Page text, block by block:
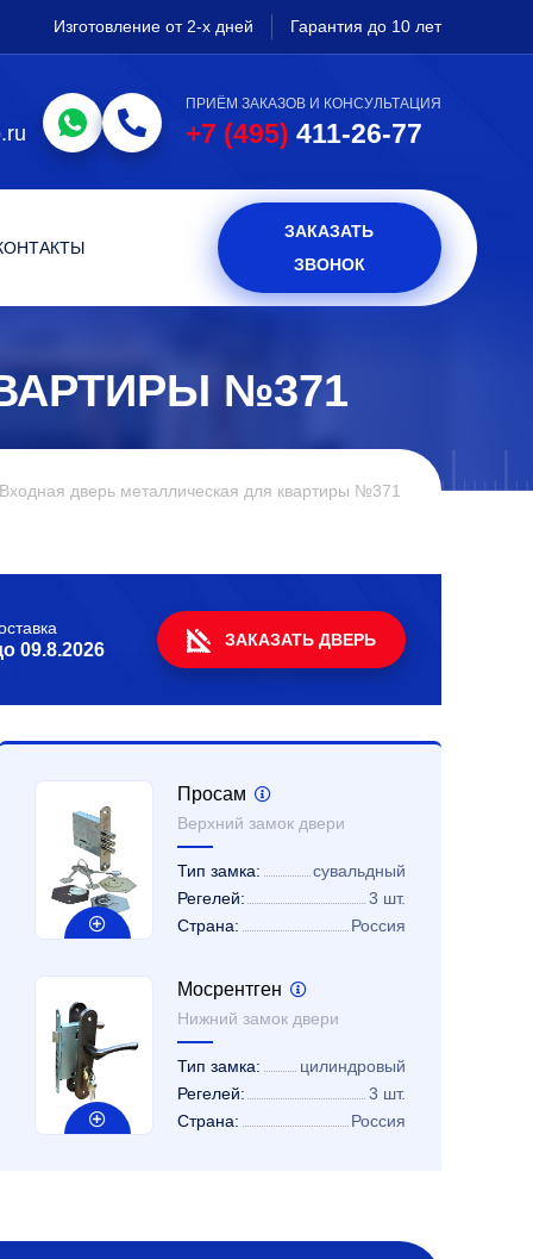
Изготовление от 2-х дней Гарантия до 10 лет
ПРИЁМ ЗАКАЗОВ И КОНСУЛЬТАЦИЯ
+7 (495) 411-26-77
ЗАКАЗАТЬ
ЗВОНОК
№371
Входная дверь металлическая для квартиры №371
09.8.2026 ЗАКАЗАТЬ ДВЕРЬ
Просам
Верхний замок двери
Тип замка:
сувальдный
Регелей:
3 шт.
Страна:
Россия
Мосрентген
Нижний замок двери
Тип замка:
цилиндровый
Регелей:
3 шт.
Страна:
Россия